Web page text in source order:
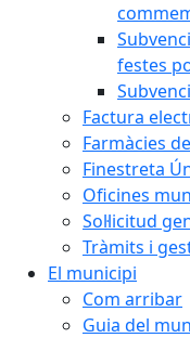
festes
Factura
Farmàcies
Finestreta
Oficines
Sol·licitud
Tràmits i
El municipi
Com arribar
Guia del